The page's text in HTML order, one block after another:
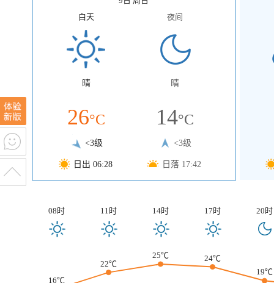
白天
晴
26°C
<3级
日出 06:28
夜间
晴
14°C
<3级
日落 17:42
08时 11时 14时 17时 20时
16℃
22℃
25℃
24℃
19℃